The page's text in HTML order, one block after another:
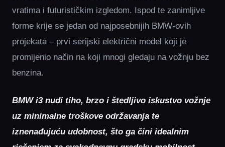
vratima i futurističkim izgledom. Ispod te zanimljive
forme krije se jedan od najposebnijih BMW-ovih
projekata – prvi serijski električni model koji je
promijenio način na koji mnogi gledaju na vožnju bez
benzina.
BMW i3 nudi tiho, brzo i štedljivo iskustvo vožnje
uz minimalne troškove održavanja te
iznenađujuću udobnost, što ga čini idealnim